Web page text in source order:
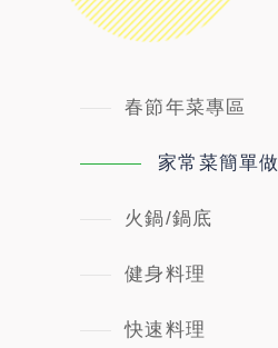
春節年菜專區
家常菜簡單做
火鍋/鍋底
健身料理
快速料理